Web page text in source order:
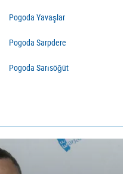
Pogoda Yavaşlar
Pogoda Sarpdere
Pogoda Sarısöğüt